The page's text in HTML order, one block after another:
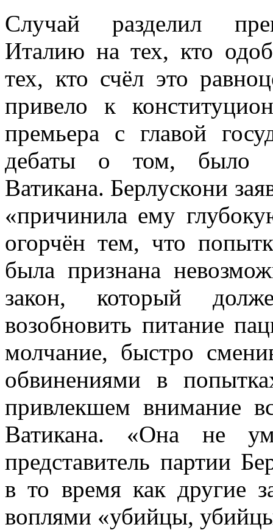
Случай разделил
Италию на тех, кто
тех, кто счёл это
привело к
премьера с главой
дебаты о том, было
Ватикана. Берлускони
«причинила ему
огорчён тем, что
была признана
закон, который
возобновить питание
молчание, быстро
обвинениями в
привлекшем внимание
Ватикана. «Она не
представитель партии
в то время как другие
воплями «убийцы,